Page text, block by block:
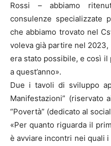
Rossi – abbiamo
consulenze specializzate
che abbiamo trovato nel
voleva già partire nel
era stato possibile, e così
a quest’anno».
Due i tavoli di sviluppo
Manifestazioni” (riservato
“Povertà” (dedicato al
«Per quanto riguarda il
è avviare incontri nei quali